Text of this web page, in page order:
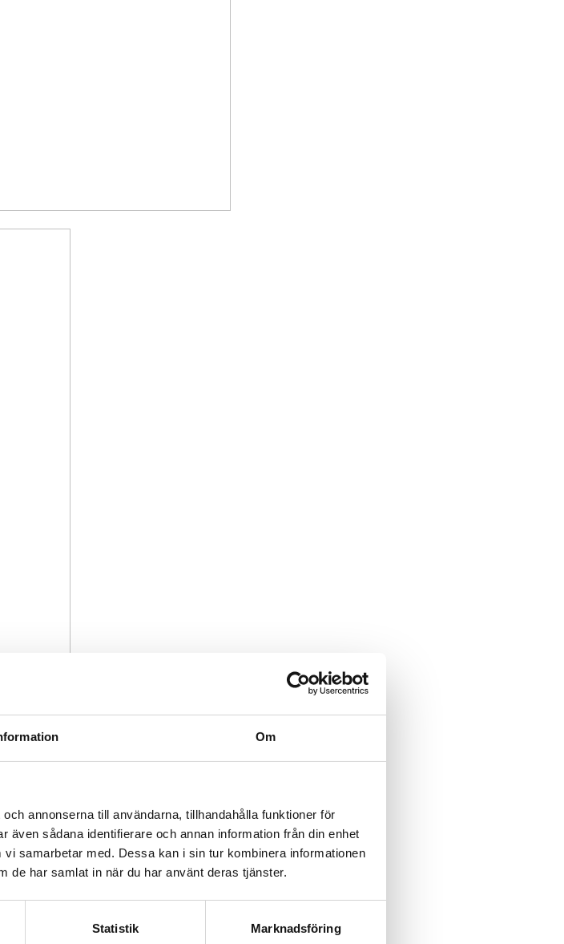
Om
annonserna till användarna, tillhandahålla funktioner för
sådana identifierare och annan information från din enhet
samarbetar med. Dessa kan i sin tur kombinera informationen
de har samlat in när du har använt deras tjänster.
Statistik Marknadsföring